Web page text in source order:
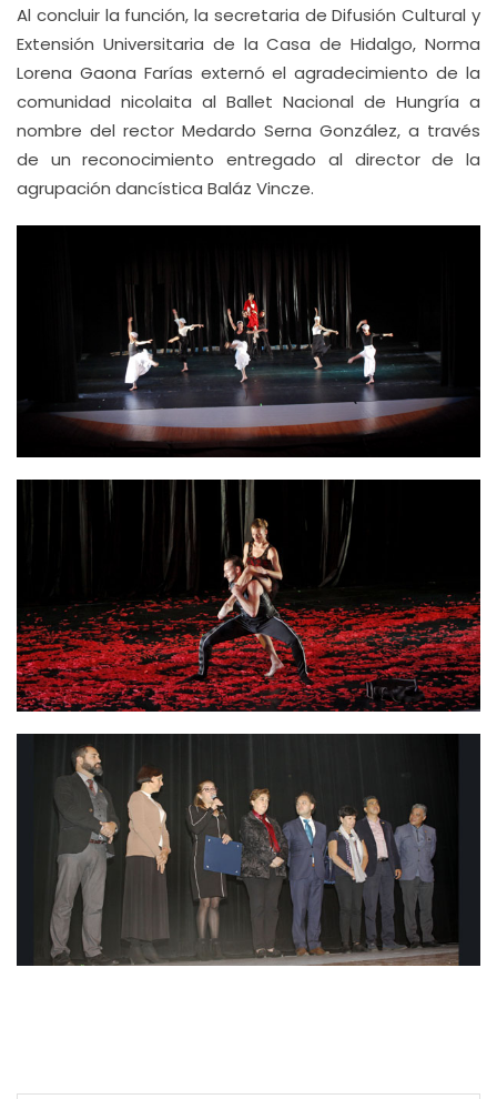
Al concluir la función, la secretaria de Difusión Cultural y
Extensión Universitaria de la Casa de Hidalgo, Norma
Lorena Gaona Farías externó el agradecimiento de la
comunidad nicolaita al Ballet Nacional de Hungría a
nombre del rector Medardo Serna González, a través
de un reconocimiento entregado al director de la
agrupación dancística Baláz Vincze.